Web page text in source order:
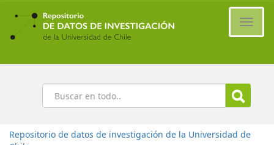
Ir
contenido
principal
Buscar
Repositorio de datos de investigación de la Universidad de